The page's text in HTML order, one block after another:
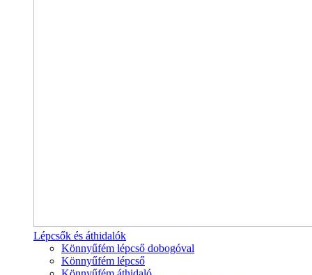
Lépcsők és áthidalók
Könnyűfém lépcső dobogóval
Könnyűfém lépcső